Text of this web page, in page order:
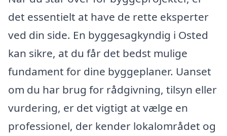
det essentielt at have de rette eksperter
ved din side. En byggesagkyndig i Osted
kan sikre, at du får det bedst mulige
fundament for dine byggeplaner. Uanset
om du har brug for rådgivning, tilsyn eller
vurdering, er det vigtigt at vælge en
professionel, der kender lokalområdet og